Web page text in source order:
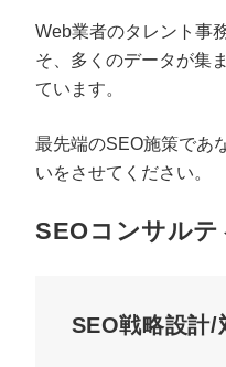
Web業者のタレント事
そ、多くのデータが集
ています。
最先端のSEO施策であ
いをさせてください。
SEOコンサル
SEO戦略設計/